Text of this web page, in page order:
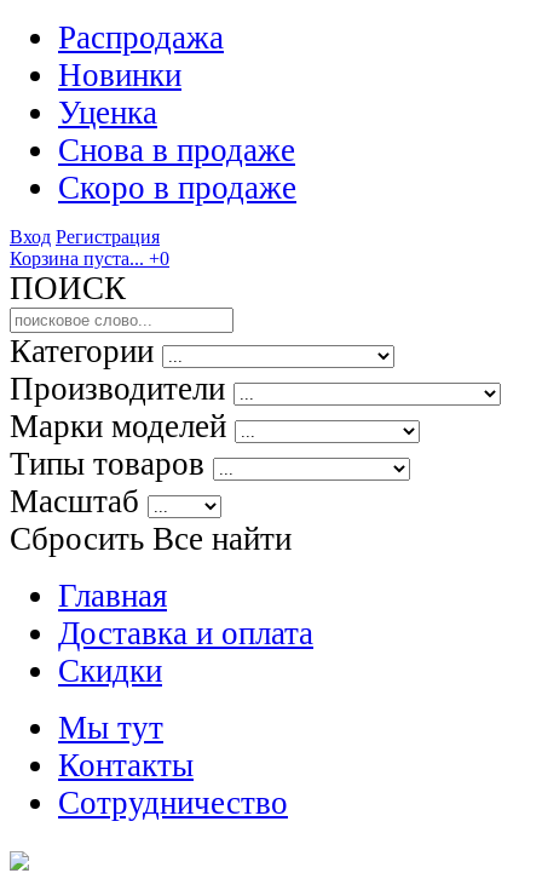
Распродажа
Новинки
Уценка
Снова в продаже
Скоро в продаже
Вход Регистрация
Корзина пуста... +0
ПОИСК
Категории
Производители
Марки моделей
Типы товаров
Масштаб
Сбросить Все найти
Главная
Доставка и оплата
Скидки
Мы тут
Контакты
Сотрудничество